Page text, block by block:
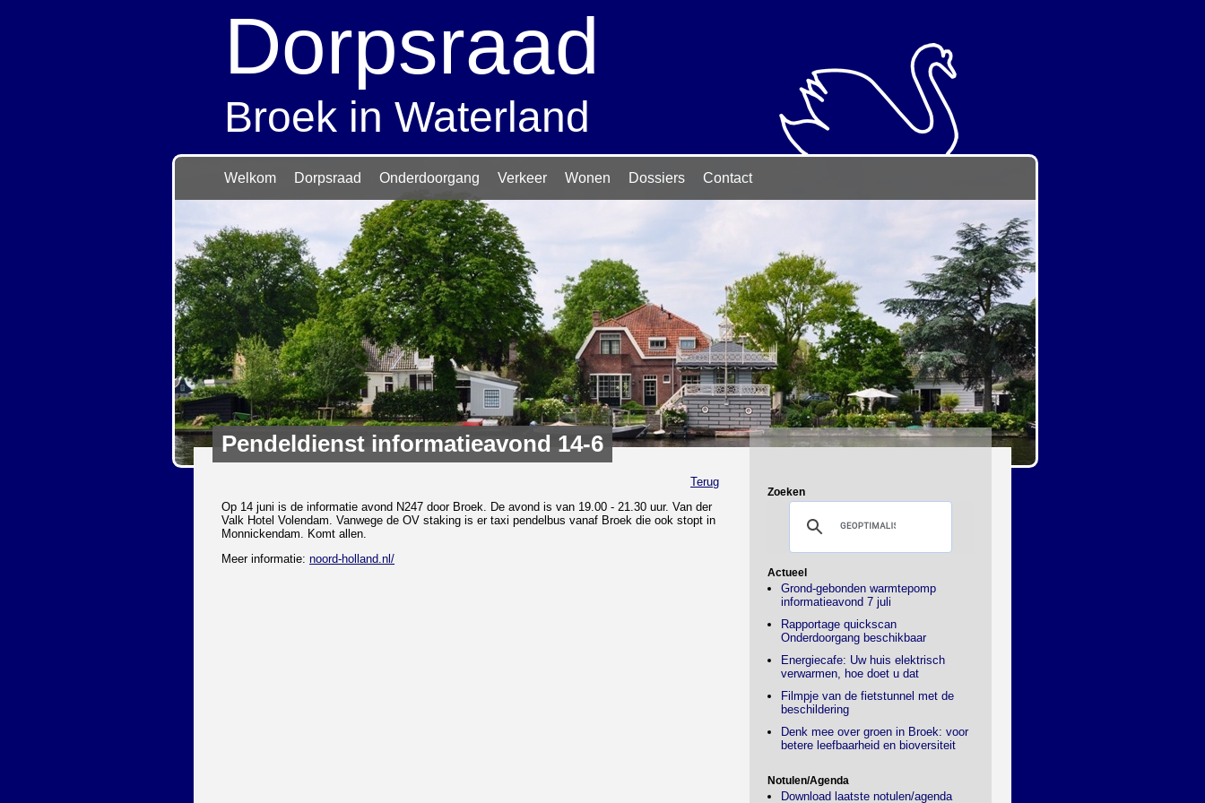
Dorpsraad
Broek in Waterland
Welkom Dorpsraad Onderdoorgang Verkeer Wonen Dossiers Contact
Pendeldienst informatieavond 14-6
Terug
Op 14 juni is de informatie avond N247 door Broek. De avond is van 19.00 - 21.30 uur. Van der
Valk Hotel Volendam. Vanwege de OV staking is er taxi pendelbus vanaf Broek die ook stopt in
Monnickendam. Komt allen.
Meer informatie: noord-holland.nl/
Zoeken
Actueel
Grond-gebonden warmtepomp
informatieavond 7 juli
Rapportage quickscan
Onderdoorgang beschikbaar
Energiecafe: Uw huis elektrisch
verwarmen, hoe doet u dat
Filmpje van de fietstunnel met de
beschildering
Denk mee over groen in Broek: voor
betere leefbaarheid en bioversiteit
Notulen/Agenda
Download laatste notulen/agenda